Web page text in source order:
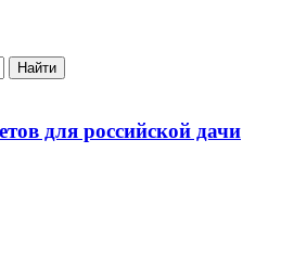
Найти
для российской дачи